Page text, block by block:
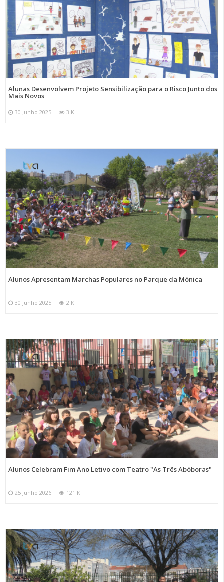
Alunas Desenvolvem Projeto Sensibilização para o Risco Junto dos
Mais Novos
30 Junho 2025 3 K
Alunos Apresentam Marchas Populares no Parque da Mónica
30 Junho 2025 2 K
Alunos Celebram Fim Ano Letivo com Teatro "As Três Abóboras"
25 Junho 2026 121 K